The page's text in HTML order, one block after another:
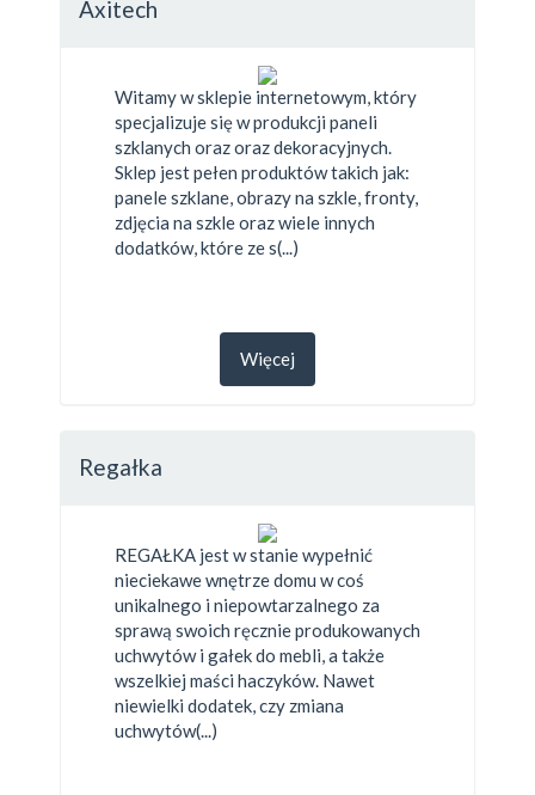
Axitech
Witamy w sklepie internetowym, który
specjalizuje się w produkcji paneli
szklanych oraz oraz dekoracyjnych.
Sklep jest pełen produktów takich jak:
panele szklane, obrazy na szkle, fronty,
zdjęcia na szkle oraz wiele innych
dodatków, które ze s(...)
Więcej
Regałka
REGAŁKA jest w stanie wypełnić
nieciekawe wnętrze domu w coś
unikalnego i niepowtarzalnego za
sprawą swoich ręcznie produkowanych
uchwytów i gałek do mebli, a także
wszelkiej maści haczyków. Nawet
niewielki dodatek, czy zmiana
uchwytów(...)